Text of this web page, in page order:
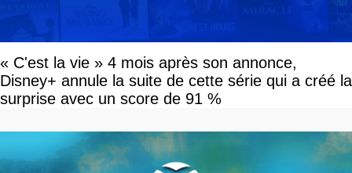
« C'est la vie » 4 mois après son annonce,
Disney+ annule la suite de cette série qui a créé la
surprise avec un score de 91 %